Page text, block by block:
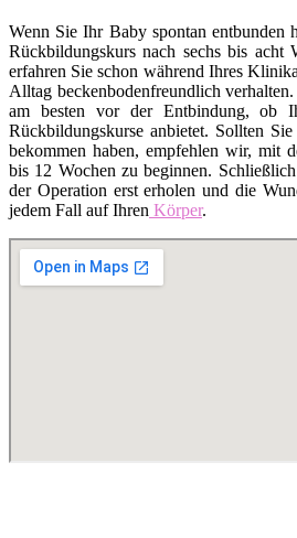
Wenn Sie Ihr Baby spontan entbunden
Rückbildungskurs nach sechs bis acht
erfahren Sie schon während Ihres
Alltag beckenbodenfreundlich
am besten vor der Entbindung, ob
Rückbildungskurse anbietet. Sollten
bekommen haben, empfehlen wir, mit
bis 12 Wochen zu beginnen.
der Operation erst erholen und die
jedem Fall auf Ihren Körper.